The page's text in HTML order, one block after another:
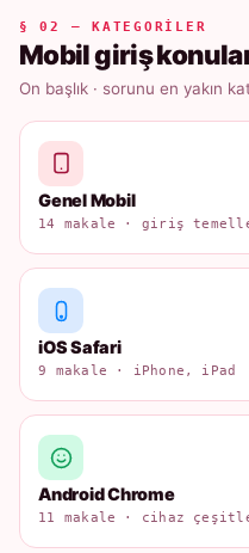
§ 02 — KATEGORILER
Mobil giriş
On başlık · sorunu en yakın
Genel Mobil
14 makale · giriş
iOS Safari
9 makale · iPhone, iPad
Android Chrome
11 makale · cihaz